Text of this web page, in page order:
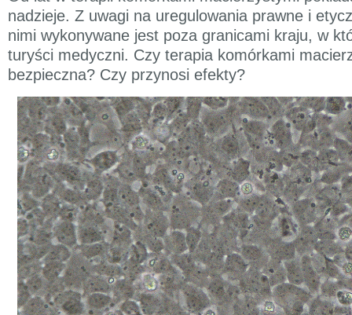
nadzieje. Z uwagi na uregulowania prawne i
nimi wykonywane jest poza granicami kraju, w
turyści medyczni. Czy terapia komórkami
bezpieczna? Czy przynosi efekty?